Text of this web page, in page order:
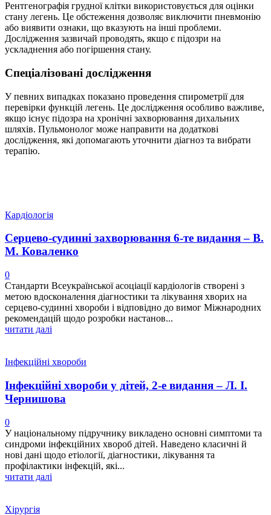
Рентгенографія грудної клітки використовується для оцінки
стану легень. Це обстеження дозволяє виключити пневмонію
або виявити ознаки, що вказують на інші проблеми.
Дослідження зазвичай проводять, якщо є підозри на
ускладнення або погіршення стану.
Спеціалізовані дослідження
У певних випадках показано проведення спирометрії для
перевірки функцій легень. Це дослідження особливо важливе,
якщо існує підозра на хронічні захворювання дихальних
шляхів. Пульмонолог може направити на додаткові
дослідження, які допомагають уточнити діагноз та вибрати
терапію.
Кардіологія
Серцево-судинні захворювання 6-те видання – В.
М. Коваленко
0
Стандарти Всеукраїнської асоціації кардіологів створені з
метою вдосконалення діагностики та лікування хворих на
серцево-судинні хвороби і відповідно до вимог Міжнародних
рекомендацій щодо розробки настанов...
читати далі
Інфекційні хвороби
Інфекційні хвороби у дітей, 2-е видання – Л. І.
Чернишова
0
У національному підручнику викладено основні симптоми та
синдроми інфекційних хвороб дітей. Наведено класичні й
нові дані щодо етіології, діагностики, лікування та
профілактики інфекцій, які...
читати далі
Хірургія